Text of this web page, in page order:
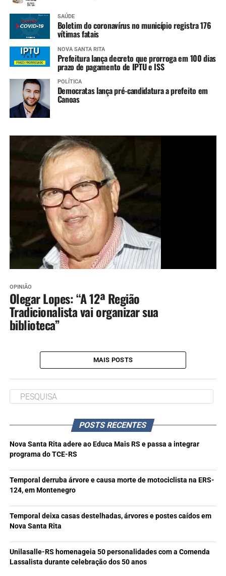
SAÚDE
Boletim do coronavírus no município registra 176
vítimas fatais
NOVA SANTA RITA
Prefeitura lança decreto que prorroga em 100 dias
prazo de pagamento de IPTU e ISS
POLÍTICA
Democratas lança pré-candidatura a prefeito em
Canoas
OPINIÃO
Olegar Lopes: “A 12ª Região
Tradicionalista vai organizar sua
biblioteca”
MAIS POSTS
POSTS RECENTES
Nova Santa Rita adere ao Educa Mais RS e passa a integrar
programa do TCE-RS
Temporal derruba árvore e causa morte de motociclista na ERS-
124, em Montenegro
Temporal deixa casas destelhadas, árvores e postes caídos em
Nova Santa Rita
Unilasalle-RS homenageia 50 personalidades com a Comenda
Lassalista durante celebração dos 50 anos